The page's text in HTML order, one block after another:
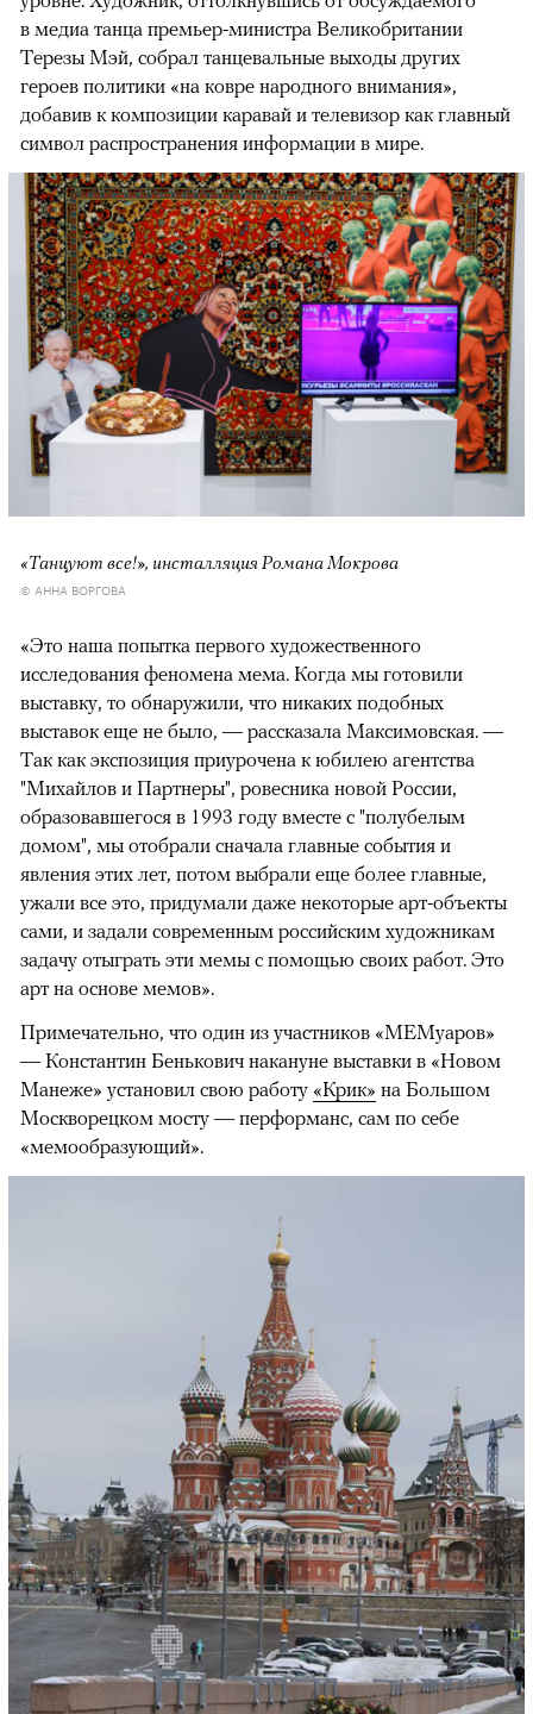
в медиа танца премьер-министра Великобритании
Терезы Мэй, собрал танцевальные выходы других
героев политики «на ковре народного внимания»,
добавив к композиции каравай и телевизор как главный
символ распространения информации в мире.
«Танцуют все!», инсталляция Романа Мокрова
© АННА ВОРГОВА
«Это наша попытка первого художественного
исследования феномена мема. Когда мы готовили
выставку, то обнаружили, что никаких подобных
выставок еще не было, — рассказала Максимовская. —
Так как экспозиция приурочена к юбилею агентства
"Михайлов и Партнеры", ровесника новой России,
образовавшегося в 1993 году вместе с "полубелым
домом", мы отобрали сначала главные события и
явления этих лет, потом выбрали еще более главные,
ужали все это, придумали даже некоторые арт-объекты
сами, и задали современным российским художникам
задачу отыграть эти мемы с помощью своих работ. Это
арт на основе мемов».
Примечательно, что один из участников «МЕМуаров»
— Константин Бенькович накануне выставки в «Новом
Манеже» установил свою работу «Крик» на Большом
Москворецком мосту — перформанс, сам по себе
«мемообразующий».